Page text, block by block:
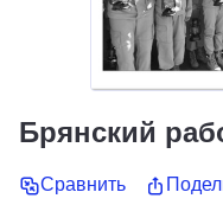
Брянский
Сравнить